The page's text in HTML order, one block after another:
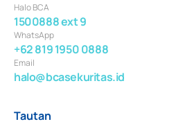
Halo BCA
1500888 ext 9
WhatsApp
+62 819 1950 0888
Email
halo@bcasekuritas.id
Tautan